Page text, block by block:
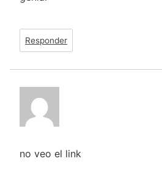
Responder
no veo el link